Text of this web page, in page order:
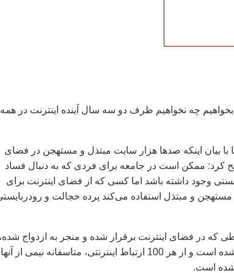
چه نخواهیم ظرف دو سه سال آینده اینترنت در همه
با بیان اینکه صدها هزار سایت مبتذل و مستهجن در فضای
کرد: ممکن است در جامعه برای فردی که به دنبال فساد
وجود داشته باشد اما کسی که از فضای اینترنت برای
و مبتذل استفاده می‌کند پرده خجالت و
مورد منجر به ازدواج ناموفق شده است و از هر 100 ارتباط اینترنتی، متاسفانه نیمی از
شده است.